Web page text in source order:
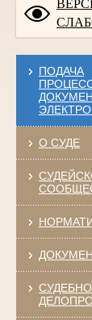
ПОДАЧА
О СУДЕ